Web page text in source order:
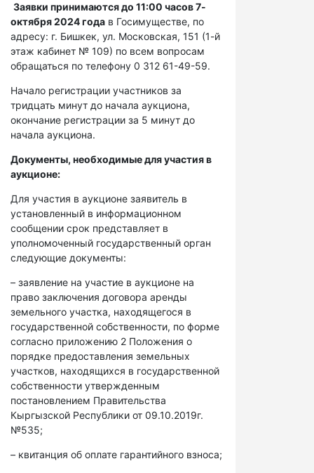
Заявки принимаются до 11:00 часов 7-
октября 2024 года в Госимуществе, по
адресу: г. Бишкек, ул. Московская, 151 (1-й
этаж кабинет № 109) по всем вопросам
обращаться по телефону 0 312 61-49-59.
Начало регистрации участников за
тридцать минут до начала аукциона,
окончание регистрации за 5 минут до
начала аукциона.
Документы, необходимые для участия в
аукционе:
Для участия в аукционе заявитель в
установленный в информационном
сообщении срок представляет в
уполномоченный государственный орган
следующие документы:
– заявление на участие в аукционе на
право заключения договора аренды
земельного участка, находящегося в
государственной собственности, по форме
согласно приложению 2 Положения о
порядке предоставления земельных
участков, находящихся в государственной
собственности утвержденным
постановлением Правительства
Кыргызской Республики от 09.10.2019г.
№535;
– квитанция об оплате гарантийного взноса;